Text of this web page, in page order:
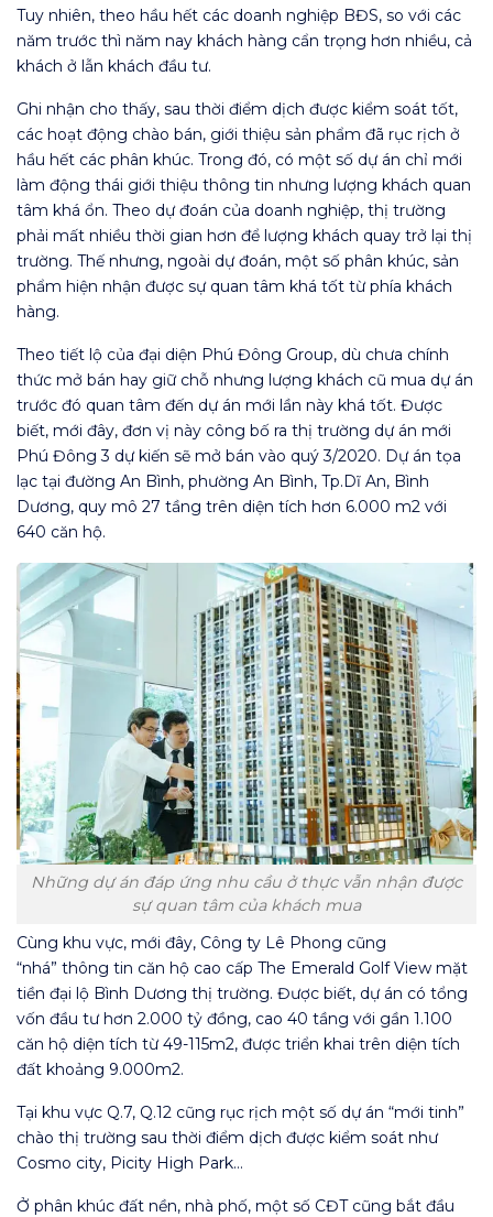
Tuy nhiên, theo hầu hết các doanh nghiệp BĐS, so với các
năm trước thì năm nay khách hàng cẩn trọng hơn nhiều, cả
khách ở lẫn khách đầu tư.
Ghi nhận cho thấy, sau thời điểm dịch được kiểm soát tốt,
các hoạt động chào bán, giới thiệu sản phẩm đã rục rịch ở
hầu hết các phân khúc. Trong đó, có một số dự án chỉ mới
làm động thái giới thiệu thông tin nhưng lượng khách quan
tâm khá ổn. Theo dự đoán của doanh nghiệp, thị trường
phải mất nhiều thời gian hơn để lượng khách quay trở lại thị
trường. Thế nhưng, ngoài dự đoán, một số phân khúc, sản
phẩm hiện nhận được sự quan tâm khá tốt từ phía khách
hàng.
Theo tiết lộ của đại diện Phú Đông Group, dù chưa chính
thức mở bán hay giữ chỗ nhưng lượng khách cũ mua dự án
trước đó quan tâm đến dự án mới lần này khá tốt. Được
biết, mới đây, đơn vị này công bố ra thị trường dự án mới
Phú Đông 3 dự kiến sẽ mở bán vào quý 3/2020. Dự án tọa
lạc tại đường An Bình, phường An Bình, Tp.Dĩ An, Bình
Dương, quy mô 27 tầng trên diện tích hơn 6.000 m2 với
640 căn hộ.
Những dự án đáp ứng nhu cầu ở thực vẫn nhận được
sự quan tâm của khách mua
Cùng khu vực, mới đây, Công ty Lê Phong cũng
“nhá” thông tin căn hộ cao cấp The Emerald Golf View mặt
tiền đại lộ Bình Dương thị trường. Được biết, dự án có tổng
vốn đầu tư hơn 2.000 tỷ đồng, cao 40 tầng với gần 1.100
căn hộ diện tích từ 49-115m2, được triển khai trên diện tích
đất khoảng 9.000m2.
Tại khu vực Q.7, Q.12 cũng rục rịch một số dự án “mới tinh”
chào thị trường sau thời điểm dịch được kiểm soát như
Cosmo city, Picity High Park…
Ở phân khúc đất nền, nhà phố, một số CĐT cũng bắt đầu